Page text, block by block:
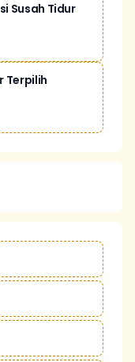
Susah Tidur
Terpilih